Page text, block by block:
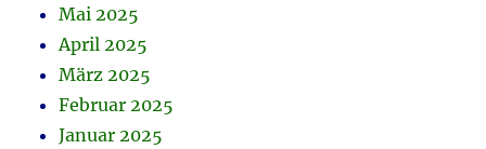
Mai 2025
April 2025
März 2025
Februar 2025
Januar 2025